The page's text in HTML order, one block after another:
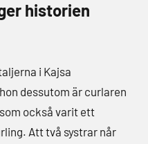
historien
i Kajsa
dessutom är curlaren
också varit ett
Att två systrar når